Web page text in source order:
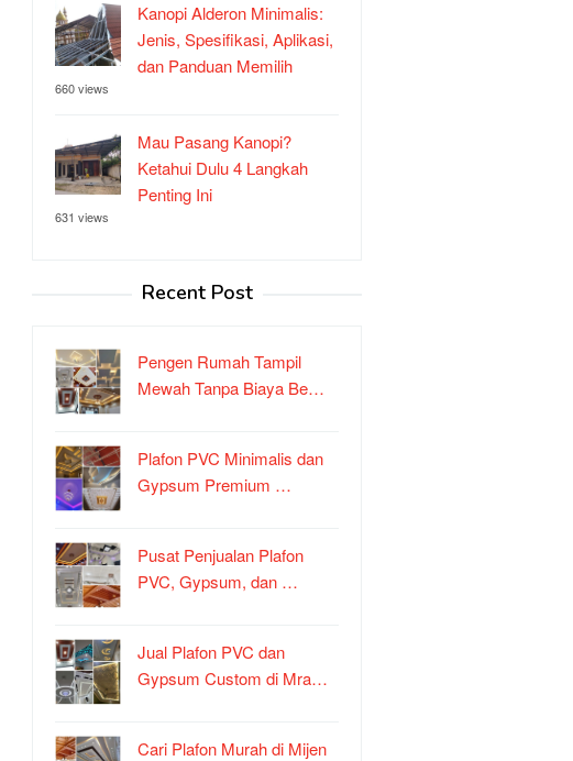
Kanopi Alderon Minimalis:
Jenis, Spesifikasi, Aplikasi,
dan Panduan Memilih
660 views
Mau Pasang Kanopi?
Ketahui Dulu 4 Langkah
Penting Ini
631 views
Recent Post
Pengen Rumah Tampil
Mewah Tanpa Biaya Be…
Plafon PVC Minimalis dan
Gypsum Premium …
Pusat Penjualan Plafon
PVC, Gypsum, dan …
Jual Plafon PVC dan
Gypsum Custom di Mra…
Cari Plafon Murah di Mijen